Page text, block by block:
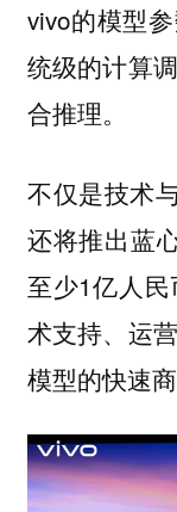
vivo的模型
统级的计算
合推理。
不仅是技术
还将推出蓝
至少1亿人
术支持、运
模型的快速